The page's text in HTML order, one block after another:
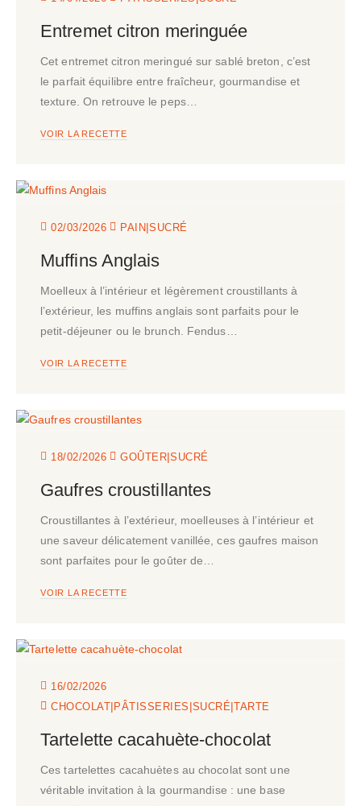
Entremet citron meringuée
Cet entremet citron meringué sur sablé breton, c’est
le parfait équilibre entre fraîcheur, gourmandise et
texture. On retrouve le peps…
VOIR LA RECETTE
02/03/2026 PAIN|SUCRÉ
Muffins Anglais
Moelleux à l’intérieur et légèrement croustillants à
l’extérieur, les muffins anglais sont parfaits pour le
petit-déjeuner ou le brunch. Fendus…
VOIR LA RECETTE
18/02/2026 GOÛTER|SUCRÉ
Gaufres croustillantes
Croustillantes à l’extérieur, moelleuses à l’intérieur et
une saveur délicatement vanillée, ces gaufres maison
sont parfaites pour le goûter de…
VOIR LA RECETTE
16/02/2026
CHOCOLAT|PÂTISSERIES |SUCRÉ|TARTE
Tartelette cacahuète-chocolat
Ces tartelettes cacahuètes au chocolat sont une
véritable invitation à la gourmandise : une base